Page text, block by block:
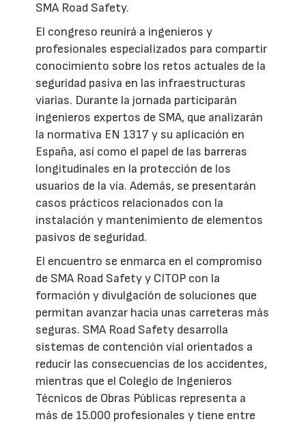
SMA Road Safety.
El congreso reunirá a ingenieros y
profesionales especializados para compartir
conocimiento sobre los retos actuales de la
seguridad pasiva en las infraestructuras
viarias. Durante la jornada participarán
ingenieros expertos de SMA, que analizarán
la normativa EN 1317 y su aplicación en
España, así como el papel de las barreras
longitudinales en la protección de los
usuarios de la vía. Además, se presentarán
casos prácticos relacionados con la
instalación y mantenimiento de elementos
pasivos de seguridad.
El encuentro se enmarca en el compromiso
de SMA Road Safety y CITOP con la
formación y divulgación de soluciones que
permitan avanzar hacia unas carreteras más
seguras. SMA Road Safety desarrolla
sistemas de contención vial orientados a
reducir las consecuencias de los accidentes,
mientras que el Colegio de Ingenieros
Técnicos de Obras Públicas representa a
más de 15.000 profesionales y tiene entre